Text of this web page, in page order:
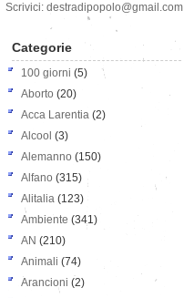
Scrivici: destradipopolo@gmail.com
Categorie
100 giorni (5)
Aborto (20)
Acca Larentia (2)
Alcool (3)
Alemanno (150)
Alfano (315)
Alitalia (123)
Ambiente (341)
AN (210)
Animali (74)
Arancioni (2)